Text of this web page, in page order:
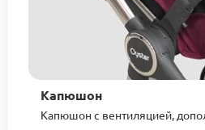
Капюшон
Капюшон c вентиляцией,